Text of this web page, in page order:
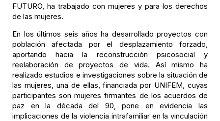
FUTURO, ha trabajado con mujeres y para los derechos
de las mujeres.
En los últimos seis años ha desarrollado proyectos con
población afectada por el desplazamiento forzado,
aportando hacia la reconstrucción psicosocial y
reelaboración de proyectos de vida. Así mismo ha
realizado estudios e investigaciones sobre la situación de
las mujeres, una de ellas, financiada por UNIFEM, cuyas
participantes son mujeres firmantes de los acuerdos de
paz en la década del 90, pone en evidencia las
implicaciones de la violencia intrafamiliar en la vinculación